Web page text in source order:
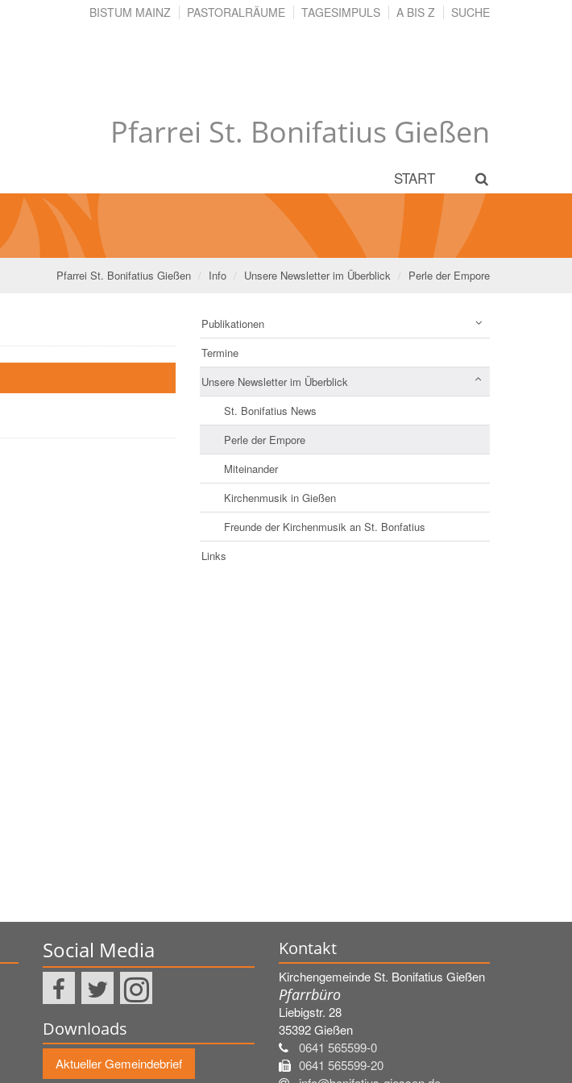
Pfarrei St. Bonifatius Gießen
BISTUM MAINZ PASTORALRÄUME TAGESIMPULS A BIS Z SUCHE
START
Pfarrei St. Bonifatius Gießen Info Unsere Newsletter im Überblick Perle der Empore
Publikationen
Termine
Unsere Newsletter im Überblick
St. Bonifatius News
Perle der Empore
Miteinander
Kirchenmusik in Gießen
Freunde der Kirchenmusik an St. Bonfatius
Links
Social Media
Downloads
Aktueller Gemeindebrief
Kontakt
Kirchengemeinde St. Bonifatius Gießen
Pfarrbüro
Liebigstr. 28
35392Gießen
0641 565599-0
0641 565599-20